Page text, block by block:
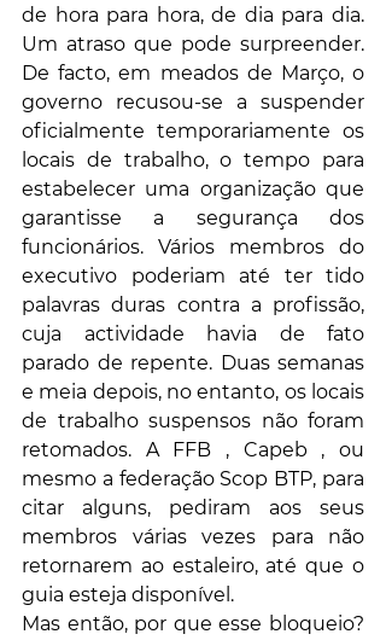
de hora para hora, de dia para dia.
Um atraso que pode surpreender.
De facto, em meados de Março, o
governo recusou-se a suspender
oficialmente temporariamente os
locais de trabalho, o tempo para
estabelecer uma organização que
garantisse a segurança dos
funcionários. Vários membros do
executivo poderiam até ter tido
palavras duras contra a profissão,
cuja actividade havia de fato
parado de repente. Duas semanas
e meia depois, no entanto, os locais
de trabalho suspensos não foram
retomados. A FFB , Capeb , ou
mesmo a federação Scop BTP, para
citar alguns, pediram aos seus
membros várias vezes para não
retornarem ao estaleiro, até que o
guia esteja disponível.
Mas então, por que esse bloqueio?